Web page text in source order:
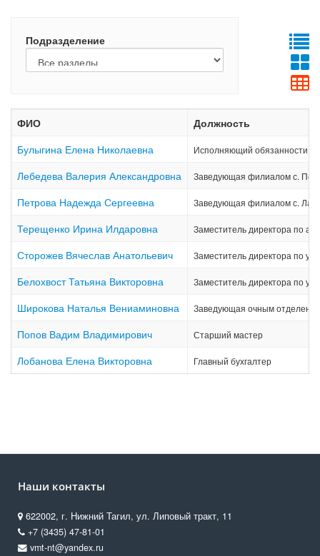
Подразделение
ФИО
Должность
Булыгина Елена Николаевна
Исполняющий обязанности
Лебедева Валерия Александровна Заведующая филиалом с.
Петрова Надежда Сергеевна Заведующая филиалом с. Лая
Терещенко Ирина Илдаровна Заместитель директора по
Сторожев Вячеслав Анатольевич Заместитель директора по
Белохвост Татьяна Викторовна Заместитель директора по
Широкова Наталья Вениаминовна Заведующая очным
Попов Вадим Владимирович Старший мастер
Лобанова Елена Викторовна Главный бухгалтер
Наши контакты
622002, г. Нижний Тагил, ул. Липовый тракт, 11
+7 (3435) 47-81-01
vmt-nt@yandex.ru